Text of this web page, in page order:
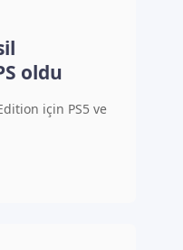
oldu
için PS5 ve